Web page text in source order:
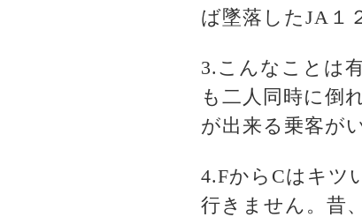
ば墜落したJA１
3.こんなことは
も二人同時に倒
が出来る乗客が
4.FからCはキツ
行きません。昔